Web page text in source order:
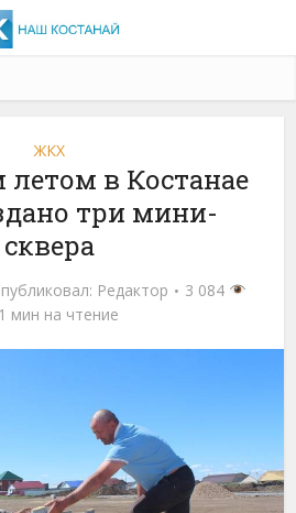
ЖКХ
в Костанае
три мини-
сквера
Редактор
3 084
1 мин на чтение